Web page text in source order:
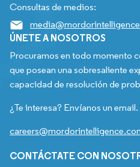
Consultas de medios:
ÚNETE A NOSOTROS
Procuramos en todo momento
que posean una sobresaliente
capacidad de resolución de
¿Te interesa? Envíanos un email.
CONTÁCTATE CON